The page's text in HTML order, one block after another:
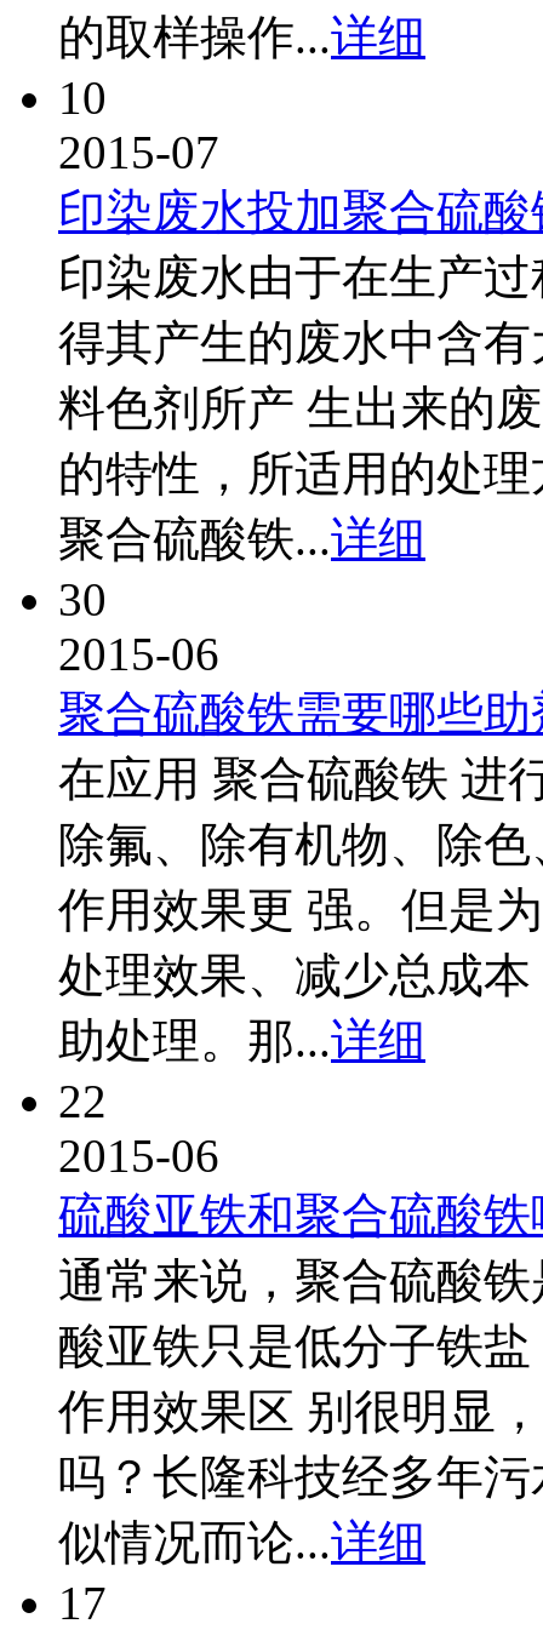
的取样操作...详细
10
2015-07
印染废水投加聚合硫
印染废水由于在生产
得其产生的废水中含
料色剂所产 生出来的
的特性，所适用的处
聚合硫酸铁...详细
30
2015-06
聚合硫酸铁需要哪些助
在应用 聚合硫酸铁 进
除氟、除有机物、除
作用效果更 强。但是
处理效果、减少总成
助处理。那...详细
22
2015-06
硫酸亚铁和聚合硫酸
通常来说，聚合硫酸
酸亚铁只是低分子铁
作用效果区 别很明显
吗？长隆科技经多年
似情况而论...详细
17